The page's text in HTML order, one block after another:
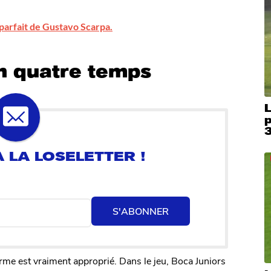
de Gustavo Scarpa.
quatre temps
S'ABONNER
est vraiment approprié. Dans le jeu, Boca Juniors